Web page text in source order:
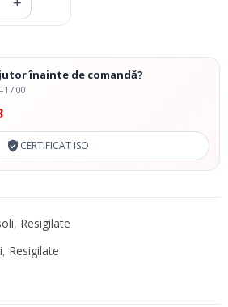
înainte de comandă?
CERTIFICAT ISO
, Resigilate
, Resigilate